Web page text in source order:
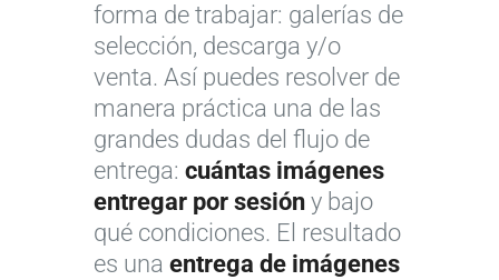
forma de trabajar: galerías de
selección, descarga y/o
venta. Así puedes resolver de
manera práctica una de las
grandes dudas del flujo de
entrega: cuántas imágenes
entregar por sesión y bajo
qué condiciones. El resultado
es una entrega de imágenes